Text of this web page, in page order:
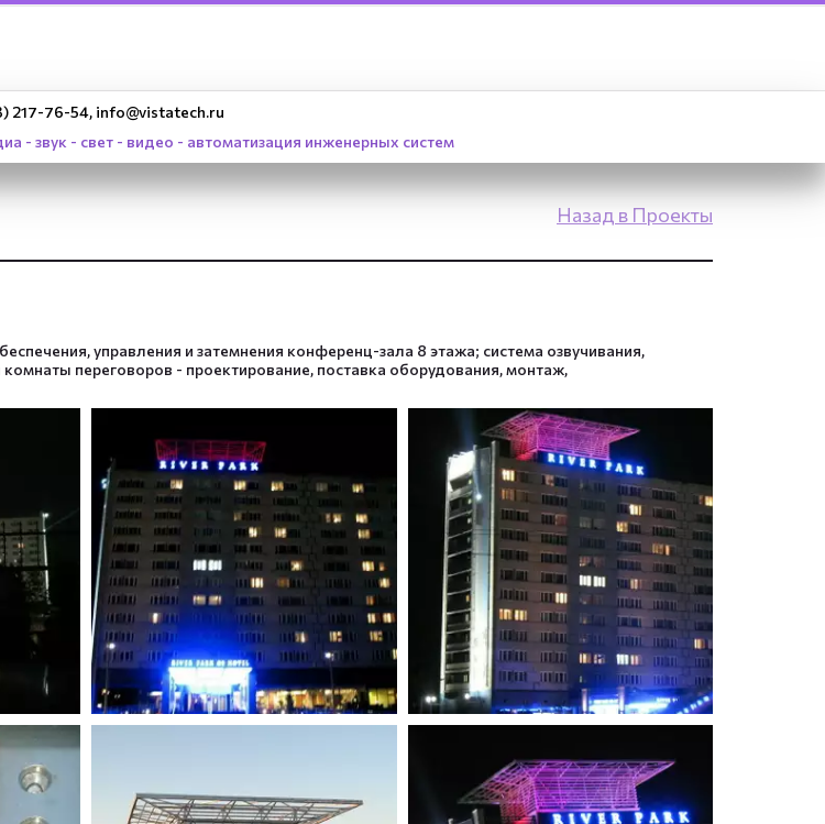
217-76-54, info@vistatech.ru
- звук - свет - видео - автоматизация инженерных систем
Назад в Проекты
управления и затемнения конференц-зала 8 этажа; система озвучивания,
переговоров - проектирование, поставка оборудования, монтаж,